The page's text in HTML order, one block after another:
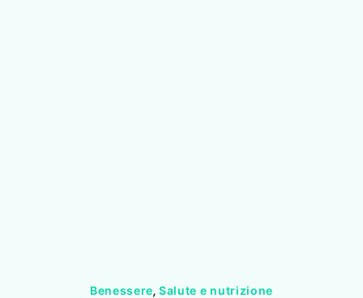
Benessere, Salute e nutrizione